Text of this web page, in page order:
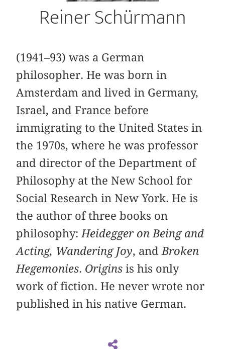
Reiner Schürmann
(1941–93) was a German
philosopher. He was born in
Amsterdam and lived in Germany,
Israel, and France before
immigrating to the United States in
the 1970s, where he was professor
and director of the Department of
Philosophy at the New School for
Social Research in New York. He is
the author of three books on
philosophy: Heidegger on Being and
Acting, Wandering Joy, and Broken
Hegemonies. Origins is his only
work of fiction. He never wrote nor
published in his native German.